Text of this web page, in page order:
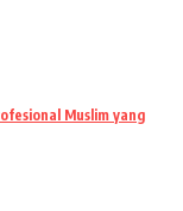
Muslim yang